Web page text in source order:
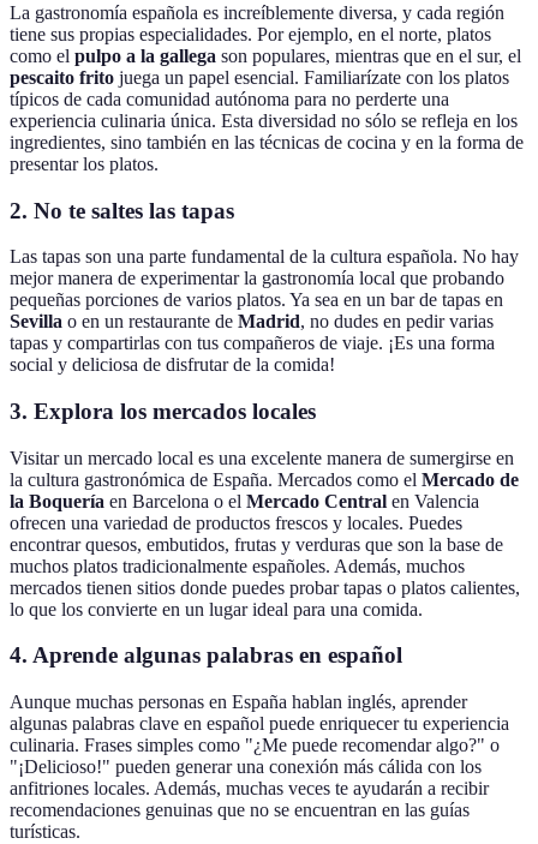
La gastronomía española es increíblemente diversa, y cada región
tiene sus propias especialidades. Por ejemplo, en el norte, platos
como el pulpo a la gallega son populares, mientras que en el sur, el
pescaito frito juega un papel esencial. Familiarízate con los platos
típicos de cada comunidad autónoma para no perderte una
experiencia culinaria única. Esta diversidad no sólo se refleja en los
ingredientes, sino también en las técnicas de cocina y en la forma de
presentar los platos.
2. No te saltes las tapas
Las tapas son una parte fundamental de la cultura española. No hay
mejor manera de experimentar la gastronomía local que probando
pequeñas porciones de varios platos. Ya sea en un bar de tapas en
Sevilla o en un restaurante de Madrid, no dudes en pedir varias
tapas y compartirlas con tus compañeros de viaje. ¡Es una forma
social y deliciosa de disfrutar de la comida!
3. Explora los mercados locales
Visitar un mercado local es una excelente manera de sumergirse en
la cultura gastronómica de España. Mercados como el Mercado de
la Boquería en Barcelona o el Mercado Central en Valencia
ofrecen una variedad de productos frescos y locales. Puedes
encontrar quesos, embutidos, frutas y verduras que son la base de
muchos platos tradicionalmente españoles. Además, muchos
mercados tienen sitios donde puedes probar tapas o platos calientes,
lo que los convierte en un lugar ideal para una comida.
4. Aprende algunas palabras en español
Aunque muchas personas en España hablan inglés, aprender
algunas palabras clave en español puede enriquecer tu experiencia
culinaria. Frases simples como "¿Me puede recomendar algo?" o
"¡Delicioso!" pueden generar una conexión más cálida con los
anfitriones locales. Además, muchas veces te ayudarán a recibir
recomendaciones genuinas que no se encuentran en las guías
turísticas.